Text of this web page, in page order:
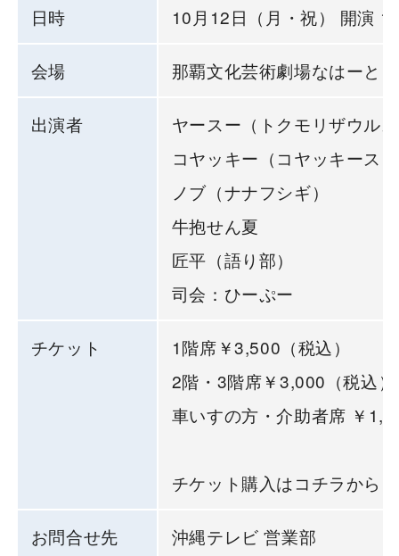
日時 10月12日（月・祝） 開演
会場 那覇文化芸術劇場なはーと
出演者
ヤースー（トクモリザウル
コヤッキー（コヤッキース
ノブ（ナナフシギ）
牛抱せん夏
匠平（語り部）
司会：ひーぷー
チケット
1階席￥3,500（税込）
2階・3階席￥3,000（税込）
車いすの方・介助者席 ￥
チケット購入はコチラから
お問合せ先
沖縄テレビ 営業部